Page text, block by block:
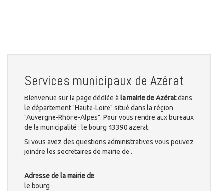
Services municipaux de Azérat
Bienvenue sur la page dédiée à la mairie de Azératdans
le département "Haute-Loire" situé dans la région
"Auvergne-Rhône-Alpes". Pour vous rendre aux bureaux
de la municipalité : le bourg 43390 azerat.
Si vous avez des questions administratives vous pouvez
joindre les secretaires de mairie de .
Adresse de la mairie de
le bourg